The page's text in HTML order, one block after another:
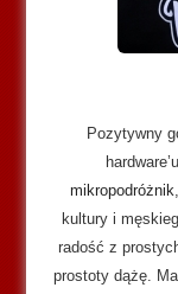
Pozytywny
mikropodróżnik
kultury i
radość z
prostoty dążę.